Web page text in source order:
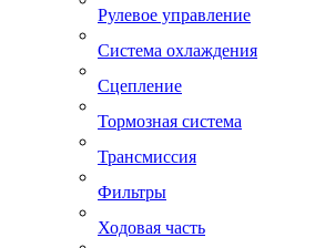
Рулевое управление
Система охлаждения
Сцепление
Тормозная система
Трансмиссия
Фильтры
Ходовая часть